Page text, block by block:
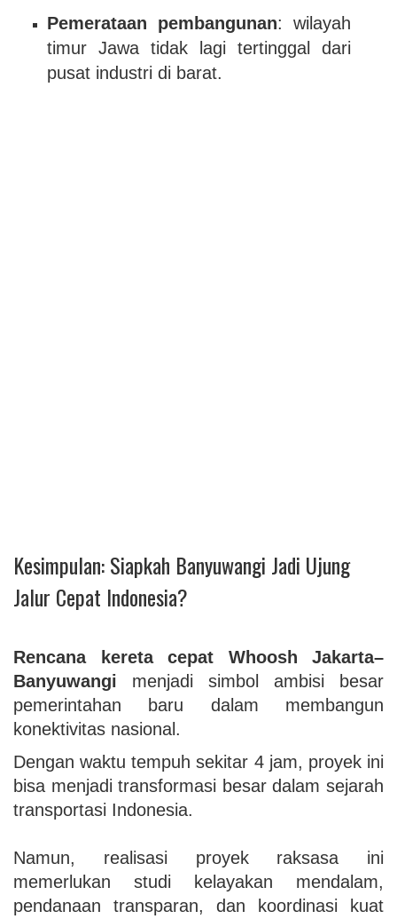
Pemerataan pembangunan: wilayah
timur Jawa tidak lagi tertinggal dari
pusat industri di barat.
Kesimpulan: Siapkah Banyuwangi Jadi Ujung
Jalur Cepat Indonesia?
Rencana kereta cepat Whoosh Jakarta–
Banyuwangi menjadi simbol ambisi besar
pemerintahan baru dalam membangun
konektivitas nasional.
Dengan waktu tempuh sekitar 4 jam, proyek ini
bisa menjadi transformasi besar dalam sejarah
transportasi Indonesia.
Namun, realisasi proyek raksasa ini
memerlukan studi kelayakan mendalam,
pendanaan transparan, dan koordinasi kuat